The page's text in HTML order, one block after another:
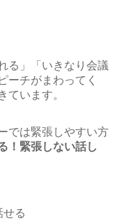
る」「いきなり会議
ーチがまわってく
ています。
では緊張しやすい方
！緊張しない話し
せる